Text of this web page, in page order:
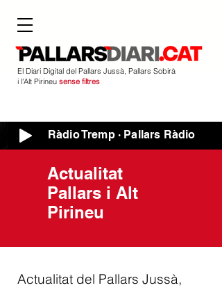
Ràdio Tremp · Pallars Ràdio
El Diari Digital del Pallars Jussà, Pallars Sobirà
i l'Alt Pirineu sense filtres
Actualitat
Pallars i Alt
Pirineu
Actualitat del Pallars Jussà,